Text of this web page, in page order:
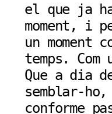
el que ja
moment, i
un moment
temps.
Que a dia
semblar-
conforme